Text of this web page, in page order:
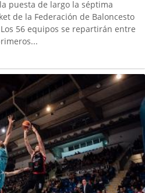
puesta de largo la séptima
de la Federación de Baloncesto
56 equipos se repartirán entre